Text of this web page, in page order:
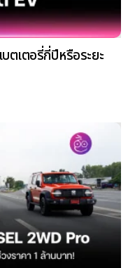
ตเตอรี่กี่ปีหรือระยะ